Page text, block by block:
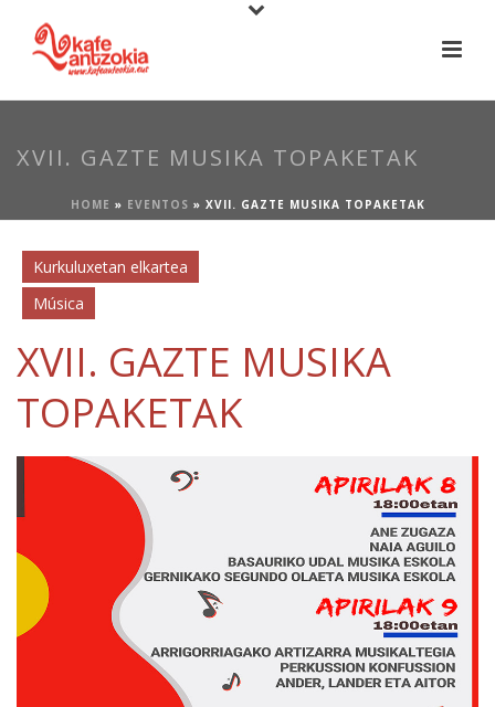
XVII. GAZTE MUSIKA TOPAKETAK
HOME » EVENTOS » XVII. GAZTE MUSIKA TOPAKETAK
Kurkuluxetan elkartea
Música
XVII. GAZTE MUSIKA
TOPAKETAK